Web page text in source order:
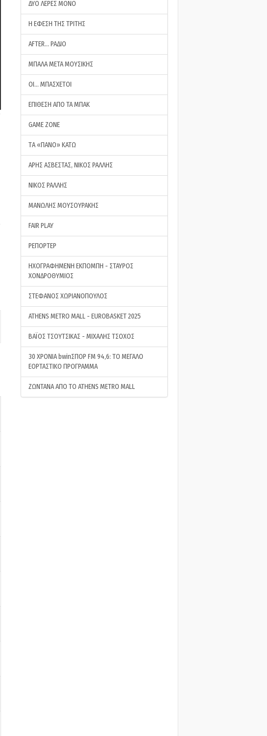
ΔΥΟ ΛΕΡΕΣ ΜΟΝΟ
Η ΕΦΕΣΗ ΤΗΣ ΤΡΙΤΗΣ
AFTER… ΡΑΔΙΟ
ΜΠΑΛΑ ΜΕΤΑ ΜΟΥΣΙΚΗΣ
ΟΙ… ΜΠΑΣΧΕΤΟΙ
ΕΠΙΘΕΣΗ ΑΠΟ ΤΑ ΜΠΑΚ
GAME ZONE
ΤA «ΠΑΝΟ» ΚΑΤΩ
ΑΡΗΣ ΑΣΒΕΣΤΑΣ, ΝΙΚΟΣ ΡΑΛΛΗΣ
ΝΙΚΟΣ ΡΑΛΛΗΣ
ΜΑΝΩΛΗΣ ΜΟΥΣΟΥΡΑΚΗΣ
FAIR PLAY
ΡΕΠΟΡΤΕΡ
ΗΧΟΓΡΑΦΗΜΕΝΗ ΕΚΠΟΜΠΗ - ΣΤΑΥΡΟΣ
ΧΟΝΔΡΟΘΥΜΙΟΣ
ΣΤΕΦΑΝΟΣ ΧΩΡΙΑΝΟΠΟΥΛΟΣ
ATHENS METRO MALL - EUROBASKET 2025
ΒΑΪΟΣ ΤΣΟΥΤΣΙΚΑΣ - ΜΙΧΑΛΗΣ ΤΣΟΧΟΣ
30 ΧΡΟΝΙΑ bwinΣΠΟΡ FM 94,6: ΤΟ ΜΕΓΑΛΟ
ΕΟΡΤΑΣΤΙΚΟ ΠΡΟΓΡΑΜΜΑ
ΖΩΝΤΑΝΑ ΑΠΟ ΤΟ ATHENS METRO MALL